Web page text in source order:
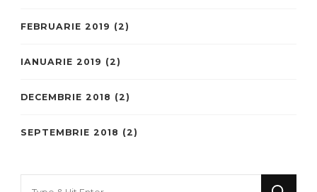
FEBRUARIE 2019 (2)
IANUARIE 2019 (2)
DECEMBRIE 2018 (2)
SEPTEMBRIE 2018 (2)